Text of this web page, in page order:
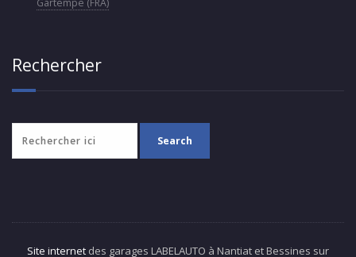
Rechercher
Site internet des garages LABELAUTO à Nantiat et Bessines sur